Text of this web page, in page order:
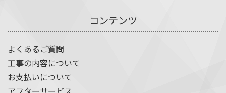
コンテンツ
よくあるご質問
工事の内容について
お支払いについて